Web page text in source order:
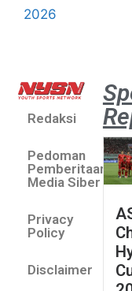
2026
Redaksi
Pedoman
Pemberitaan
Media Siber
Privacy
Policy
Disclaimer